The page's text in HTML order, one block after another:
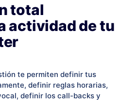
total
actividad de tu
te permiten definir tus
definir reglas horarias,
definir los call-backs y